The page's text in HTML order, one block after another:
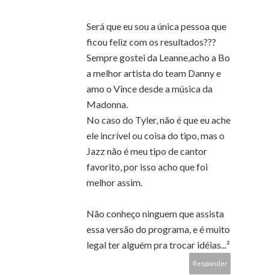
Será que eu sou a única pessoa que
ficou feliz com os resultados???
Sempre gostei da Leanne,acho a Bo
a melhor artista do team Danny e
amo o Vince desde a música da
Madonna.
No caso do Tyler, não é que eu ache
ele incrível ou coisa do tipo, mas o
Jazz não é meu tipo de cantor
favorito, por isso acho que foi
melhor assim.
Não conheço ninguem que assista
essa versão do programa, e é muito
legal ter alguém pra trocar idéias...²
Responder